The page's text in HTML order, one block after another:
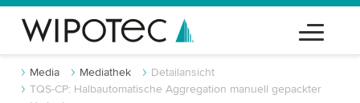
Media Mediathek
Detailansicht
TQS-CP: Halbautomatische Aggregation manuell gepackter